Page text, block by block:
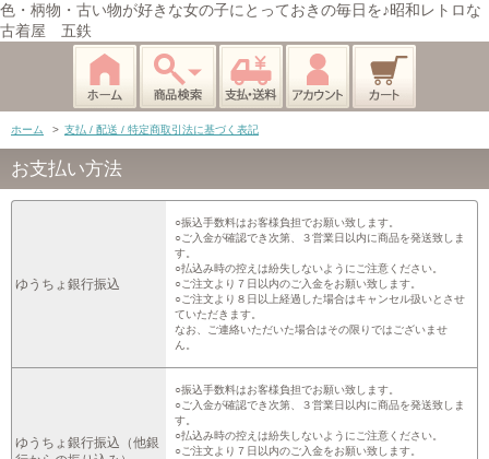
色・柄物・古い物が好きな女の子にとっておきの毎日を♪昭和レトロな
古着屋 五鉄
ホーム > 支払 / 配送 / 特定商取引法に基づく表記
お支払い方法
ゆうちょ銀行振込
○振込手数料はお客様負担でお願い致します。
○ご入金が確認でき次第、３営業日以内に商品を発送致しま
す。
○払込み時の控えは紛失しないようにご注意ください。
○ご注文より７日以内のご入金をお願い致します。
○ご注文より８日以上経過した場合はキャンセル扱いとさせ
ていただきます。
なお、ご連絡いただいた場合はその限りではございませ
ん。
ゆうちょ銀行振込（他銀
○振込手数料はお客様負担でお願い致します。
○ご入金が確認でき次第、３営業日以内に商品を発送致しま
す。
○払込み時の控えは紛失しないようにご注意ください。
○ご注文より７日以内のご入金をお願い致します。